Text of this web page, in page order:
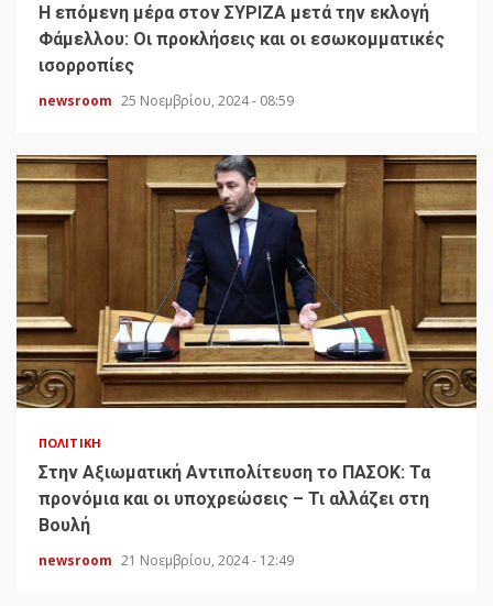
H επόμενη μέρα στον ΣΥΡΙΖΑ μετά την εκλογή
Φάμελλου: Οι προκλήσεις και οι εσωκομματικές
ισορροπίες
newsroom 25 Νοεμβρίου, 2024 - 08:59
ΠΟΛΙΤΙΚΉ
Στην Αξιωματική Αντιπολίτευση το ΠΑΣΟΚ: Τα
προνόμια και οι υποχρεώσεις – Τι αλλάζει στη
Βουλή
newsroom 21 Νοεμβρίου, 2024 - 12:49